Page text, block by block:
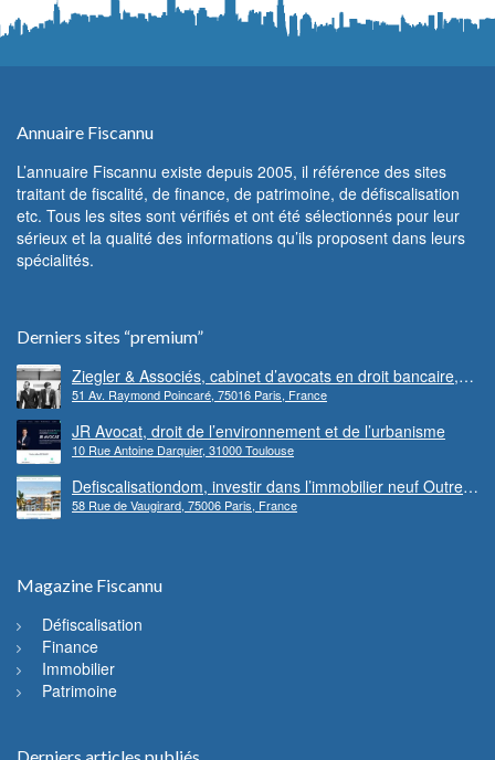
Annuaire Fiscannu
L’annuaire Fiscannu existe depuis 2005, il référence des sites
traitant de fiscalité, de finance, de patrimoine, de défiscalisation
etc. Tous les sites sont vérifiés et ont été sélectionnés pour leur
sérieux et la qualité des informations qu’ils proposent dans leurs
spécialités.
Derniers sites “premium”
Ziegler & Associés, cabinet d’avocats en droit bancaire,
cryptomonnaie et escroqueries financières
51 Av. Raymond Poincaré, 75016 Paris, France
JR Avocat, droit de l’environnement et de l’urbanisme
10 Rue Antoine Darquier, 31000 Toulouse
Defiscalisationdom, investir dans l’immobilier neuf Outre-
mer
58 Rue de Vaugirard, 75006 Paris, France
Magazine Fiscannu
Défiscalisation
Finance
Immobilier
Patrimoine